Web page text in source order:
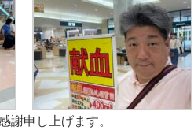
謝申し上げます。